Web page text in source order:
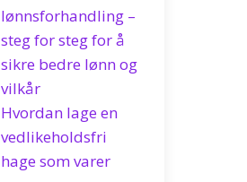
lønnsforhandling –
steg for steg for å
sikre bedre lønn og
vilkår
Hvordan lage en
vedlikeholdsfri
hage som varer